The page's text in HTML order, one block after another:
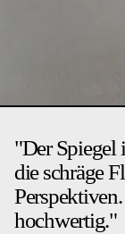
"Der Spiegel
die schräge
hochwertig."